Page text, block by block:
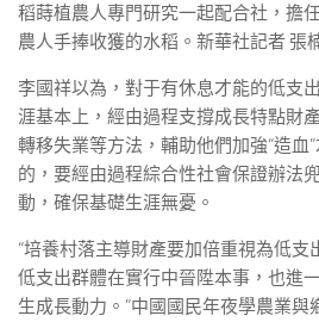
稻蒔植農人專門研究一起配合社，擔
農人手捧收獲的水稻。新華社記者 張
李國祥以為，對于有休息才能的低支
涯基本上，經由過程支撐成長特點財
轉移失業等方法，輔助他們加強“造血
的，要經由過程綜合性社會保證辦法
動，確保基礎生涯無憂。
“培養村落主導財產要加倍重視為低
低支出群體在實行中晉陞本事，也進
生成長動力。”中國國民年夜學農業